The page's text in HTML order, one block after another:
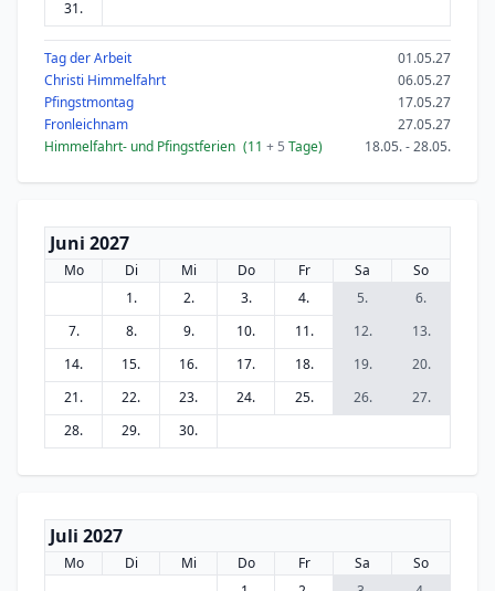
31.
Tag der Arbeit
01.05.27
Christi Himmelfahrt
06.05.27
Pfingstmontag
17.05.27
Fronleichnam
27.05.27
Himmelfahrt- und Pfingstferien (11 + 5 Tage) 18.05. - 28.05.
Juni 2027
Mo Di Mi Do Fr Sa
So
1.
2. 3. 4. 5.
6.
7.
8. 9. 10. 11. 12.
13.
14.
15. 16. 17. 18. 19.
20.
21.
22. 23. 24. 25. 26.
27.
28.
29. 30.
Juli 2027
Mo Di Mi Do Fr Sa
So